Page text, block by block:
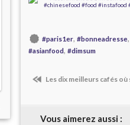
#paris1er,#bonneadresse
#asianfood,#dimsum
Les dix meilleurs cafés où
Vous aimerez aussi :